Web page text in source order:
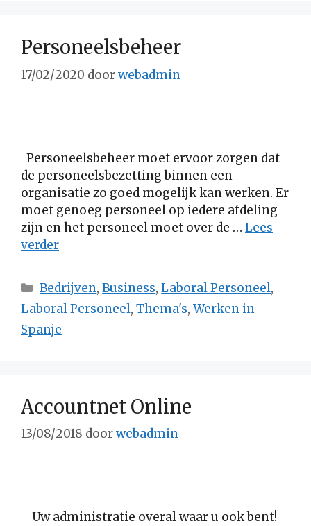
Personeelsbeheer
17/02/2020 doorwebadmin
Personeelsbeheer moet ervoor zorgen dat
de personeelsbezetting binnen een
organisatie zo goed mogelijk kan werken. Er
moet genoeg personeel op iedere afdeling
zijn en het personeel moet over de … Lees
verder
Categorieën
Bedrijven,Business,Laboral Personeel,
Laboral Personeel, Thema's, Werken in
Spanje
Accountnet Online
13/08/2018 doorwebadmin
Uw administratie overal waar u ook bent!